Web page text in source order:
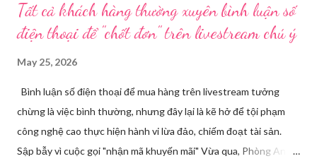
Tất cả khách hàng thường xuyên bình luận số
điện thoại để "chốt đơn" trên livestream chú ý
May 25, 2026
Bình luận số điện thoại để mua hàng trên livestream tưởng
chừng là việc bình thường, nhưng đây lại là kẽ hở để tội phạm
công nghệ cao thực hiện hành vi lừa đảo, chiếm đoạt tài sản.
Sập bẫy vì cuộc gọi "nhận mã khuyến mãi" Vừa qua, Phòng An